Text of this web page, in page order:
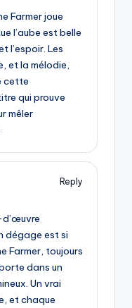
Farmer joue
l’aube est belle
l’espoir. Les
et la mélodie,
cette
qui prouve
mêler
Reply
dégage est si
Farmer, toujours
dans un
Un vrai
et chaque